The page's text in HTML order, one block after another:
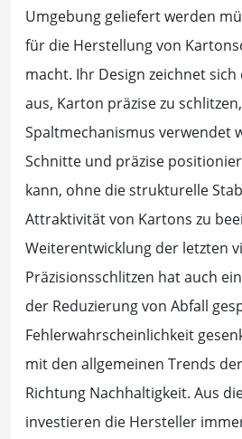
Umgebung geliefert werden
für die Herstellung von
macht. Ihr Design zeichnet
aus, Karton präzise zu
Spaltmechanismus verwendet
Schnitte und präzise
kann, ohne die strukturelle
Attraktivität von Kartons zu
Weiterentwicklung der letzten
Präzisionsschlitzen hat auch
der Reduzierung von Abfall
Fehlerwahrscheinlichkeit
mit den allgemeinen Trends
Richtung Nachhaltigkeit. Aus
investieren die Hersteller